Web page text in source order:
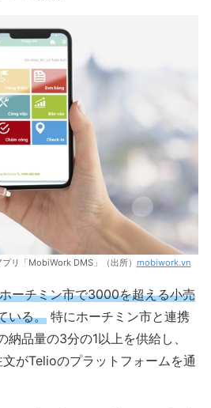
リ「MobiWork DMS」（出所） mobiwork.vn
ーチミン市で3000を超える小売
いる。 特にホーチミン市と連携
納品量の3分の1以上を供給し、
がTelioのプラットフォームを通